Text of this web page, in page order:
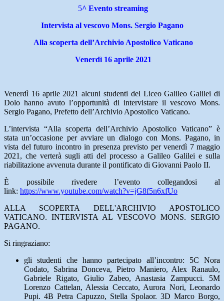
5^ Evento streaming
Intervista al vescovo Mons. Sergio Pagano
Alla scoperta dell’Archivio Apostolico Vaticano
Venerdì 16 aprile 2021
Venerdì 16 aprile 2021 alcuni studenti del Liceo Galileo Galilei di
Dolo hanno avuto l’opportunità di intervistare il vescovo Mons.
Sergio Pagano, Prefetto dell’Archivio Apostolico Vaticano.
L’intervista “Alla scoperta dell’Archivio Apostolico Vaticano” è
stata un’occasione per avviare un dialogo con Mons. Pagano, in
vista del futuro incontro in presenza previsto per venerdì 7 maggio
2021, che verterà sugli atti del processo a Galileo Galilei e sulla
riabilitazione avvenuta durante il pontificato di Giovanni Paolo II.
È possibile rivedere l’evento collegandosi al
link: https://www.youtube.com/watch?v=jG8f5n6xfUo
ALLA SCOPERTA DELL'ARCHIVIO APOSTOLICO
VATICANO. INTERVISTA AL VESCOVO MONS. SERGIO
PAGANO.
Si ringraziano:
gli studenti che hanno partecipato all’incontro: 5C Nora
Codato, Sabrina Donceva, Pietro Maniero, Alex Ranaulo,
Gabriele Rigato, Giulio Zabeo, Anastasia Zampucci. 5M
Lorenzo Cattelan, Alessia Ceccato, Aurora Nori, Leonardo
Pupi. 4B Petra Capuzzo, Stella Spolaor. 3D Marco Borgo,